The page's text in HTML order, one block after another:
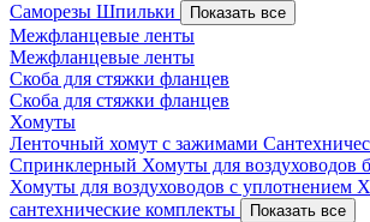
Саморезы Шпильки Показать все
Межфланцевые ленты
Межфланцевые ленты
Скоба для стяжки фланцев
Скоба для стяжки фланцев
Хомуты
Ленточный хомут с зажимами
Спринклерный Хомуты для воздуховодов
Хомуты для воздуховодов с уплотнением
сантехнические комплекты
Показать все